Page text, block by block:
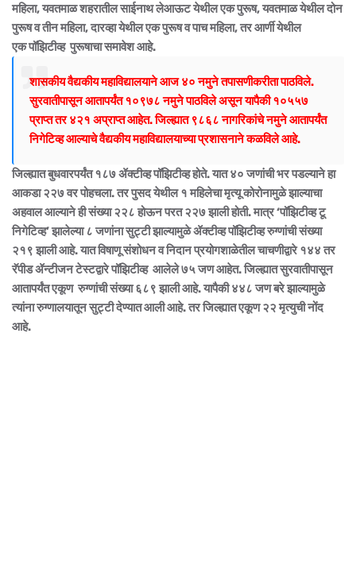
महिला, यवतमाळ शहरातील साईनाथ लेआऊट येथील एक पुरूष, यवतमाळ येथील दोन
पुरूष व तीन महिला, दारव्हा येथील एक पुरूष व पाच महिला, तर आर्णी येथील
एक पॉझिटीव्ह पुरूषाचा समावेश आहे.
शासकीय वैद्यकीय महाविद्यालयाने आज ४० नमुने तपासणीकरीता पाठविले.
सुरवातीपासून आतापर्यंत १०९७८ नमुने पाठविले असून यापैकी १०५५७
प्राप्त तर ४२१ अप्राप्त आहेत. जिल्ह्यात ९८६८ नागरिकांचे नमुने आतापर्यंत
निगेटिव्ह आल्याचे वैद्यकीय महाविद्यालयाच्या प्रशासनाने कळविले आहे.
जिल्ह्यात बुधवारपर्यंत १८७ ॲक्टीव्ह पॉझिटीव्ह होते. यात ४० जणांची भर पडल्याने हा
आकडा २२७ वर पोहचला. तर पुसद येथील १ महिलेचा मृत्यू कोरोनामुळे झाल्याचा
अहवाल आल्याने ही संख्या २२८ होऊन परत २२७ झाली होती. मात्र ‘पॉझिटीव्ह टू
निगेटिव्ह’ झालेल्या ८ जणांना सुट्टी झाल्यामुळे ॲक्टीव्ह पॉझिटीव्ह रुग्णांची संख्या
२१९ झाली आहे. यात विषाणू संशोधन व निदान प्रयोगशाळेतील चाचणीद्वारे १४४ तर
रॅपीड ॲन्टीजन टेस्टद्वारे पॉझिटीव्ह आलेले ७५ जण आहेत. जिल्ह्यात सुरवातीपासून
आतापर्यंत एकूण रुग्णांची संख्या ६८९ झाली आहे. यापैकी ४४८ जण बरे झाल्यामुळे
त्यांना रुग्णालयातून सुट्टी देण्यात आली आहे. तर जिल्ह्यात एकूण २२ मृत्युची नोंद
आहे.